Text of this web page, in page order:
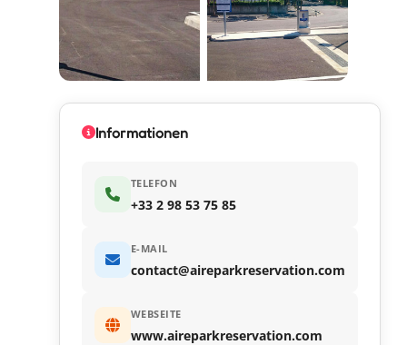
Informationen
TELEFON
+33 2 98 53 75 85
E-MAIL
contact@aireparkreservation.com
WEBSEITE
www.aireparkreservation.com